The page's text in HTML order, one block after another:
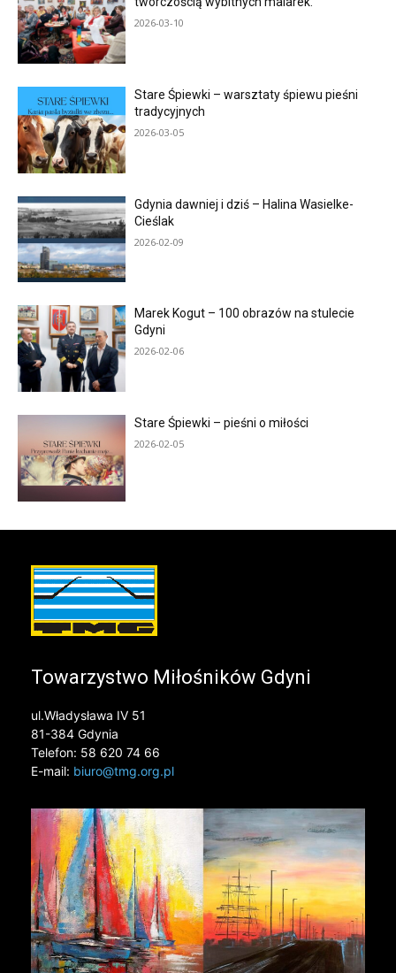
2026-03-10
Stare Śpiewki – warsztaty śpiewu pieśni
tradycyjnych
2026-03-05
Gdynia dawniej i dziś – Halina Wasielke-
Cieślak
2026-02-09
Marek Kogut – 100 obrazów na stulecie
Gdyni
2026-02-06
Stare Śpiewki – pieśni o miłości
2026-02-05
Towarzystwo Miłośników Gdyni
ul.Władysława IV 51
81-384 Gdynia
Telefon: 58 620 74 66
E-mail: biuro@tmg.org.pl